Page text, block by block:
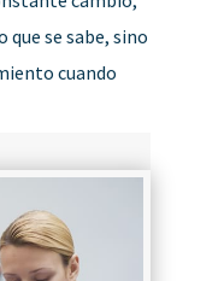
se sabe, sino
cuando